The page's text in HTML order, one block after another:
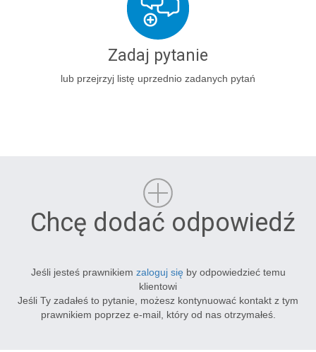
Zadaj pytanie
lub przejrzyj listę uprzednio zadanych pytań
Chcę dodać odpowiedź
Jeśli jesteś prawnikiem zaloguj się by odpowiedzieć temu
klientowi
Jeśli Ty zadałeś to pytanie, możesz kontynuować kontakt z tym
prawnikiem poprzez e-mail, który od nas otrzymałeś.